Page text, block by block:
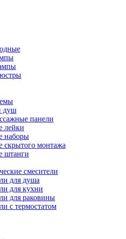
душ
панели
лейки
наборы
скрытого монтажа
штанги
смесители
для душа
для кухни
для раковины
с термостатом